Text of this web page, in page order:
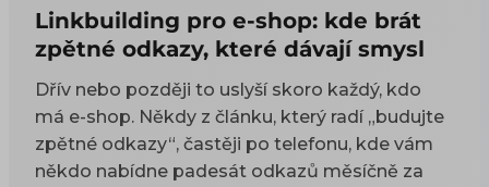
Linkbuilding pro e-shop: kde brát
zpětné odkazy, které dávají smysl
Dřív nebo později to uslyší skoro každý, kdo
má e-shop. Někdy z článku, který radí „budujte
zpětné odkazy“, častěji po telefonu, kde vám
někdo nabídne padesát odkazů měsíčně za